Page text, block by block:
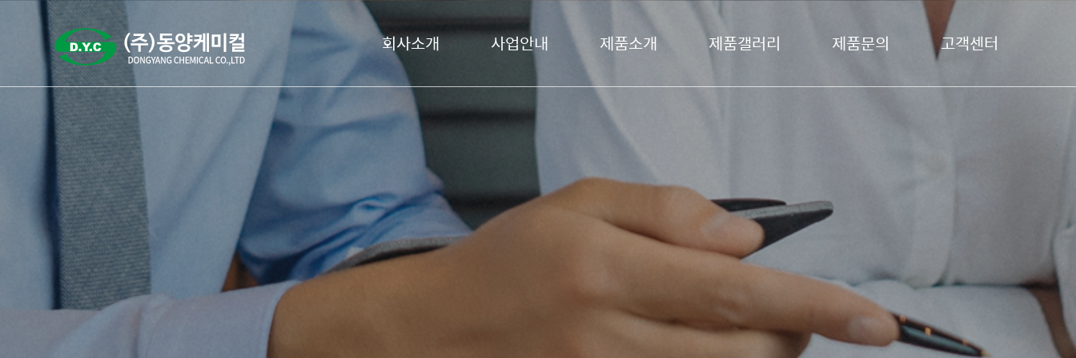
회사소개 사업안내 제품소개 제품갤러리 제품문의 고객센터